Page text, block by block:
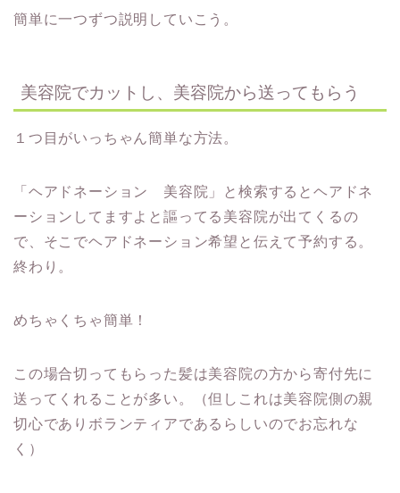
簡単に一つずつ説明していこう。
美容院でカットし、美容院から送ってもらう
１つ目がいっちゃん簡単な方法。
「ヘアドネーション 美容院」と検索するとヘアドネ
ーションしてますよと謳ってる美容院が出てくるの
で、そこでヘアドネーション希望と伝えて予約する。
終わり。
めちゃくちゃ簡単！
この場合切ってもらった髪は美容院の方から寄付先に
送ってくれることが多い。（但しこれは美容院側の親
切心でありボランティアであるらしいのでお忘れな
く）